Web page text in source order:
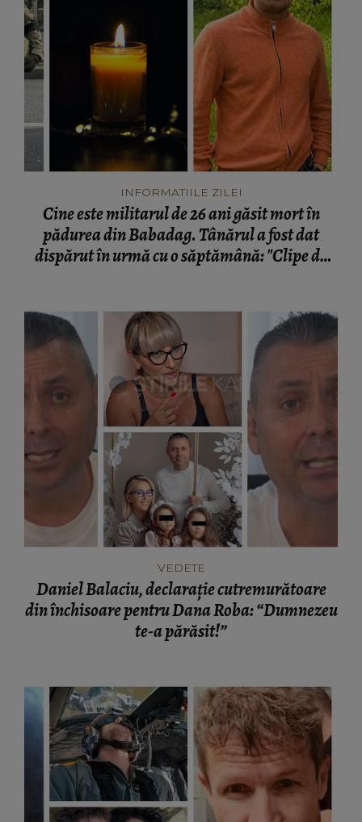
INFORMATIILE ZILEI
Cine este militarul de 26 ani găsit mort în
pădurea din Babadag. Tânărul a fost dat
dispărut în urmă cu o săptămână: "Clipe de
VEDETE
Daniel Balaciu, declarație cutremurătoare
din închisoare pentru Dana Roba: “Dumnezeu
te-a părăsit!”